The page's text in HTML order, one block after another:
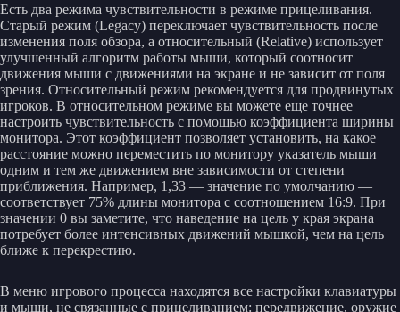
Есть два режима чувствительности в режиме прицеливания.
Старый режим (Legacy) переключает чувствительность после
изменения поля обзора, а относительный (Relative) использует
улучшенный алгоритм работы мыши, который соотносит
движения мыши с движениями на экране и не зависит от поля
зрения. Относительный режим рекомендуется для продвинутых
игроков. В относительном режиме вы можете еще точнее
настроить чувствительность с помощью коэффициента ширины
монитора. Этот коэффициент позволяет установить, на какое
расстояние можно переместить по монитору указатель мыши
одним и тем же движением вне зависимости от степени
приближения. Например, 1,33 — значение по умолчанию —
соответствует 75% длины монитора с соотношением 16:9. При
значении 0 вы заметите, что наведение на цель у края экрана
потребует более интенсивных движений мышкой, чем на цель
ближе к перекрестию.
В меню игрового процесса находятся все настройки клавиатуры
и мыши, не связанные с прицеливанием: передвижение, оружие